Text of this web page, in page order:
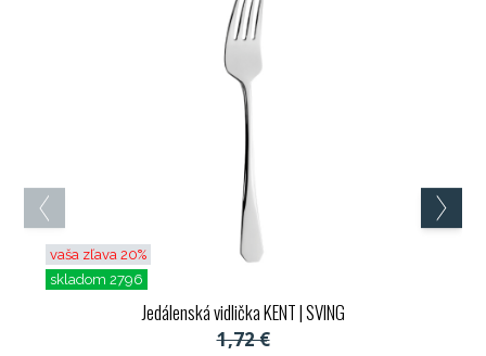
vaša zľava 20%
skladom 2796
Jedálenská vidlička KENT| SVING
1,72 €